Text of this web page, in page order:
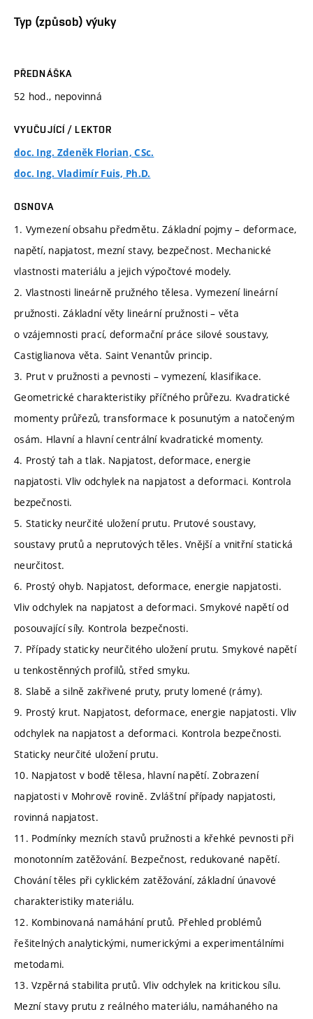
Typ (způsob) výuky
PŘEDNÁŠKA
52 hod., nepovinná
VYUČUJÍCÍ / LEKTOR
doc. Ing. Zdeněk Florian, CSc.
doc. Ing. Vladimír Fuis, Ph.D.
OSNOVA
1. Vymezení obsahu předmětu. Základní pojmy – deformace,
napětí, napjatost, mezní stavy, bezpečnost. Mechanické
vlastnosti materiálu a jejich výpočtové modely.
2. Vlastnosti lineárně pružného tělesa. Vymezení lineární
pružnosti. Základní věty lineární pružnosti – věta
o vzájemnosti prací, deformační práce silové soustavy,
Castiglianova věta. Saint Venantův princip.
3. Prut v pružnosti a pevnosti – vymezení, klasifikace.
Geometrické charakteristiky příčného průřezu. Kvadratické
momenty průřezů, transformace k posunutým a natočeným
osám. Hlavní a hlavní centrální kvadratické momenty.
4. Prostý tah a tlak. Napjatost, deformace, energie
napjatosti. Vliv odchylek na napjatost a deformaci. Kontrola
bezpečnosti.
5. Staticky neurčité uložení prutu. Prutové soustavy,
soustavy prutů a neprutových těles. Vnější a vnitřní statická
neurčitost.
6. Prostý ohyb. Napjatost, deformace, energie napjatosti.
Vliv odchylek na napjatost a deformaci. Smykové napětí od
posouvající síly. Kontrola bezpečnosti.
7. Případy staticky neurčitého uložení prutu. Smykové napětí
u tenkostěnných profilů, střed smyku.
8. Slabě a silně zakřivené pruty, pruty lomené (rámy).
9. Prostý krut. Napjatost, deformace, energie napjatosti. Vliv
odchylek na napjatost a deformaci. Kontrola bezpečnosti.
Staticky neurčité uložení prutu.
10. Napjatost v bodě tělesa, hlavní napětí. Zobrazení
napjatosti v Mohrově rovině. Zvláštní případy napjatosti,
rovinná napjatost.
11. Podmínky mezních stavů pružnosti a křehké pevnosti při
monotonním zatěžování. Bezpečnost, redukované napětí.
Chování těles při cyklickém zatěžování, základní únavové
charakteristiky materiálu.
12. Kombinovaná namáhání prutů. Přehled problémů
řešitelných analytickými, numerickými a experimentálními
metodami.
13. Vzpěrná stabilita prutů. Vliv odchylek na kritickou sílu.
Mezní stavy prutu z reálného materiálu, namáhaného na